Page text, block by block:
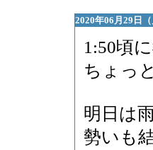
2020年06月29日
1:50頃
ちょっ
明日は
勢いも